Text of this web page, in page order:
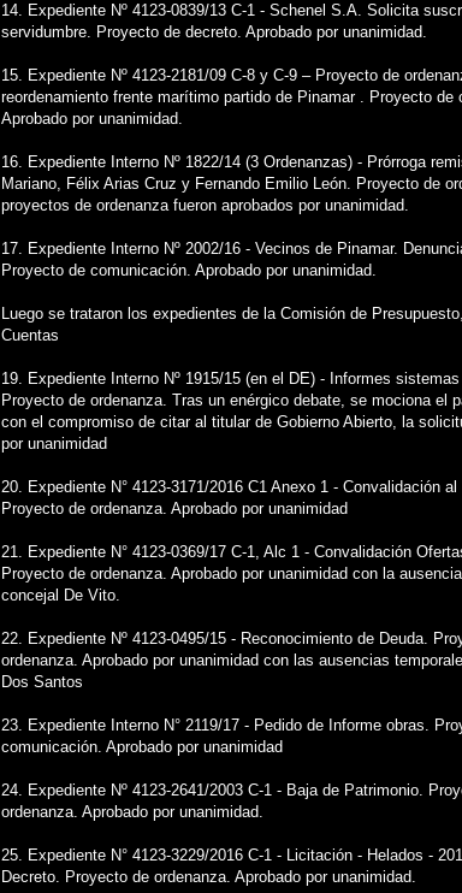
14. Expediente Nº 4123-0839/13 C-1 - Schenel S.A. Solicita
servidumbre. Proyecto de decreto. Aprobado por unanimidad.
15. Expediente Nº 4123-2181/09 C-8 y C-9 – Proyecto de
reordenamiento frente marítimo partido de Pinamar . Proyecto de
Aprobado por unanimidad.
16. Expediente Interno Nº 1822/14 (3 Ordenanzas) - Prórroga
Mariano, Félix Arias Cruz y Fernando Emilio León. Proyecto de
proyectos de ordenanza fueron aprobados por unanimidad.
17. Expediente Interno Nº 2002/16 - Vecinos de Pinamar.
Proyecto de comunicación. Aprobado por unanimidad.
Luego se trataron los expedientes de la Comisión de
Cuentas
19. Expediente Interno Nº 1915/15 (en el DE) - Informes
Proyecto de ordenanza. Tras un enérgico debate, se mociona el
con el compromiso de citar al titular de Gobierno Abierto, la
por unanimidad
20. Expediente N° 4123-3171/2016 C1 Anexo 1 - Convalidación
Proyecto de ordenanza. Aprobado por unanimidad
21. Expediente N° 4123-0369/17 C-1, Alc 1 - Convalidación
Proyecto de ordenanza. Aprobado por unanimidad con la
concejal De Vito.
22. Expediente Nº 4123-0495/15 - Reconocimiento de Deuda.
ordenanza. Aprobado por unanimidad con las ausencias
Dos Santos
23. Expediente Interno N° 2119/17 - Pedido de Informe obras.
comunicación. Aprobado por unanimidad
24. Expediente Nº 4123-2641/2003 C-1 - Baja de Patrimonio.
ordenanza. Aprobado por unanimidad.
25. Expediente N° 4123-3229/2016 C-1 - Licitación - Helados -
Decreto. Proyecto de ordenanza. Aprobado por unanimidad.